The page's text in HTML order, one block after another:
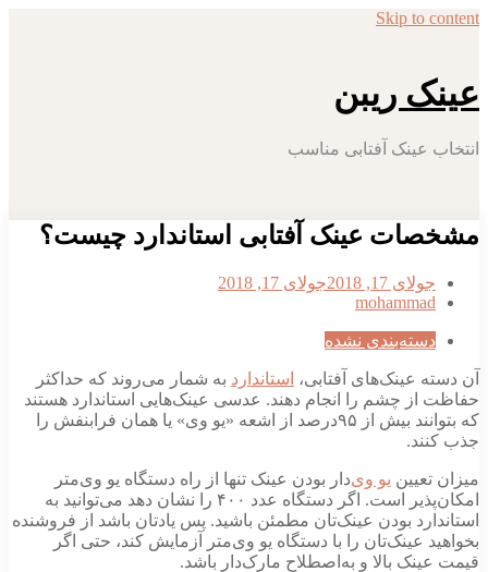
Skip to
ریبن
عینک آفتابی مناسب
عینک آفتابی استاندارد چیست؟
17, 2018
جولای 17, 2018
نشده
عینک‌های آفتابی‌، استانداردبه شمار می‌روند که حداکثر
چشم را انجام دهند. عدسی عینک‌هایی استاندارد هستند
که بتوانند بیش از ۹۵درصد از اشعه «یو وی» یا‌‌ همان فرابنفش را
یو وی‌دار بودن عینک تنها از راه دستگاه یو وی‌متر
امکان‌پذیر است. اگر دستگاه عدد ۴۰۰ را نشان دهد می‌توانید به
بودن عینک‌تان مطمئن باشید. پس یادتان باشد از فروشنده
عینک‌تان را با دستگاه یو وی‌متر آزمایش کند، حتی اگر
بالا و به‌اصطلاح مارک‌دار باشد.